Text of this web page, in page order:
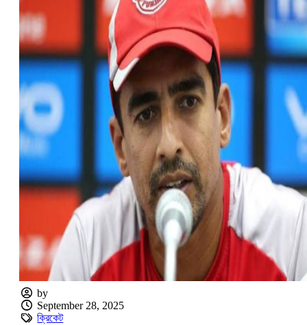
by
September 28, 2025
ক্রিকেট